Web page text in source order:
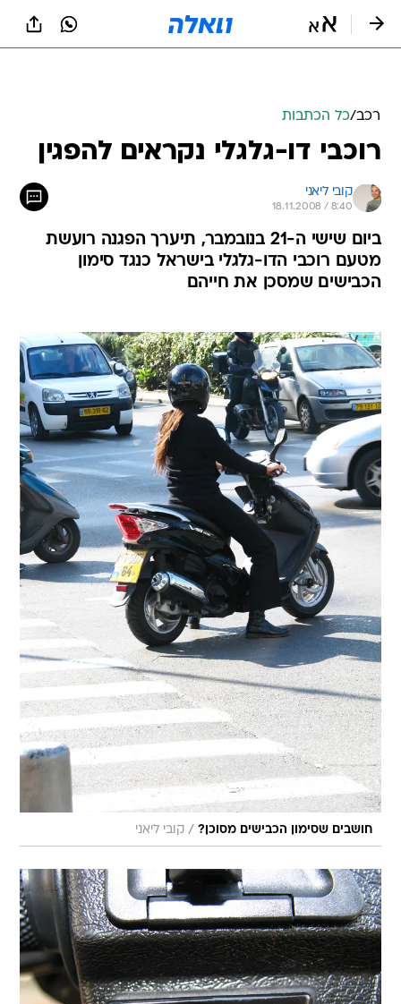
רכב/כל הכתבות
רוכבי דו-גלגלי נקראים להפגין
קובי ליאני
18.11.2008 / 8:40
ביום שישי ה-21 בנובמבר, תיערך הפגנה רועשת
מטעם רוכבי הדו-גלגלי בישראל כנגד סימון
הכבישים שמסכן את חייהם
חושבים שסימון הכבישים מסוכן? / קובי ליאני